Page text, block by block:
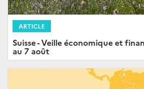
ARTICLE
Suisse - Veille économique et
au 7 août